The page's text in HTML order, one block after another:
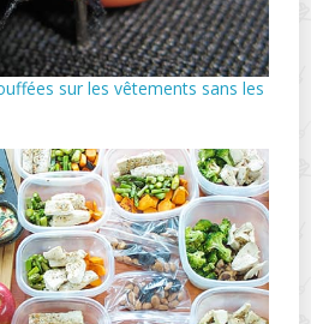
sur les vêtements sans les